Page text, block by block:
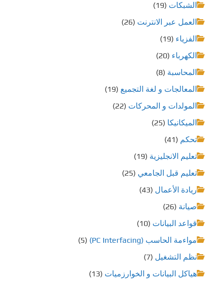
الشبكات (19)
العمل عبر الانترنت (26)
الفزياء (19)
الكهرباء (20)
المحاسبة (8)
المعالجات و لغة التجميع (19)
المولدات و المحركات (22)
الميكانيكا (25)
تحكم (41)
تعليم الانجليزية (19)
تعليم قبل الجامعي (25)
ريادة الأعمال (43)
صيانة (26)
قواعد البيانات (10)
مواءمة الحاسب (PC Interfacing)
(5)
نظم التشغيل (7)
هياكل البيانات و الخوارزميات (13)